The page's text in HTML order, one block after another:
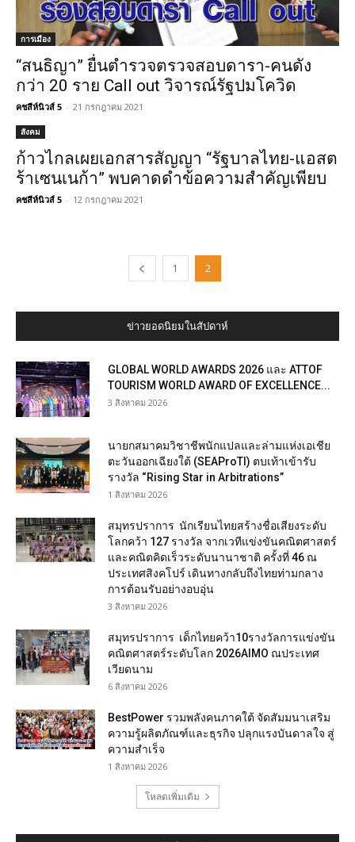
การเมือง
“สนธิญา” ยื่นตำรวจตรวจสอบดารา-คนดัง
กว่า 20 ราย Call out วิจารณ์รัฐปมโควิด
คชสีห์นิวส์ 5 - 21 กรกฎาคม 2021
สังคม
ก้าวไกลเผยเอกสารสัญญา “รัฐบาลไทย-แอสต
ร้าเซนเนก้า” พบคาดดำข้อความสำคัญเพียบ
คชสีห์นิวส์ 5 - 12 กรกฎาคม 2021
1 2
ข่าวยอดนิยมในสัปดาห์
GLOBAL WORLD AWARDS 2026 และ ATTOF
TOURISM WORLD AWARD OF EXCELLENCE...
3 สิงหาคม 2026
นายกสมาคมวิชาชีพนักแปลและล่ามแห่งเอเชีย
ตะวันออกเฉียงใต้ (SEAProTI) ตบเท้าเข้ารับ
รางวัล “Rising Star in Arbitrations”
1 สิงหาคม 2026
สมุทรปราการ นักเรียนไทยสร้างชื่อเสียงระดับ
โลกคว้า 127 รางวัล จากเวทีแข่งขันคณิตศาสตร์
และคณิตคิดเร็วระดับนานาชาติ ครั้งที่ 46 ณ
ประเทศสิงคโปร์ เดินทางกลับถึงไทยท่ามกลาง
การต้อนรับอย่างอบอุ่น
3 สิงหาคม 2026
สมุทรปราการ เด็กไทยคว้า10รางวัลการแข่งขัน
คณิตศาสตร์ระดับโลก 2026AIMO ณประเทศ
เวียดนาม
6 สิงหาคม 2026
BestPower รวมพลังคนภาคใต้ จัดสัมมนาเสริม
ความรู้ผลิตภัณฑ์และธุรกิจ ปลุกแรงบันดาลใจ สู่
ความสำเร็จ
1 สิงหาคม 2026
โหลดเพิ่มเติม